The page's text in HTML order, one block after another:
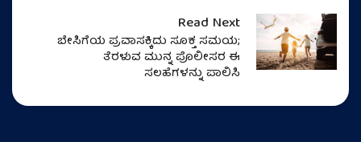
Read Next
ಬೇಸಿಗೆಯ ಪ್ರವಾಸಕ್ಕಿದು ಸೂಕ್ತ ಸಮಯ;
ತೆರಳುವ ಮುನ್ನ ಪೊಲೀಸರ ಈ
ಸಲಹೆಗಳನ್ನು ಪಾಲಿಸಿ